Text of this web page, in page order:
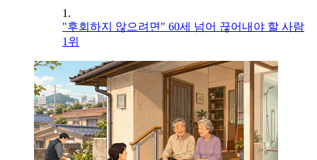
1.
"후회하지 않으려면" 60세 넘어 끊어내야 할 사람
1위